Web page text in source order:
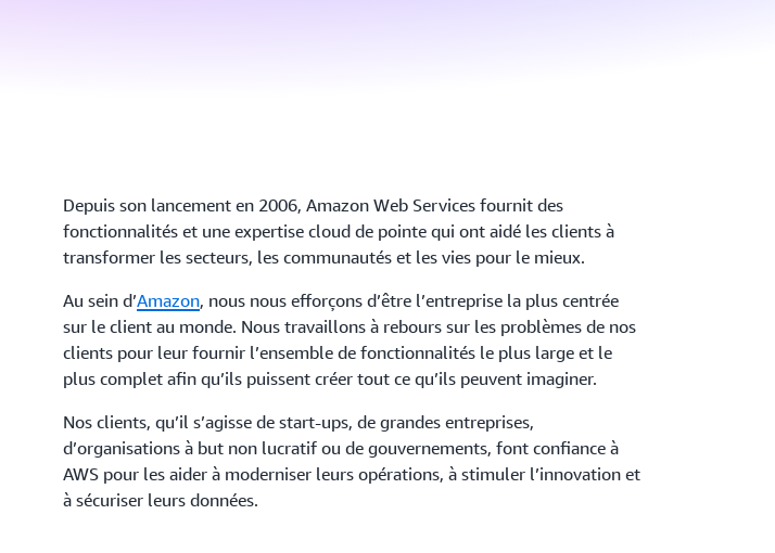
Depuis son lancement en 2006, Amazon Web Services fournit des
fonctionnalités et une expertise cloud de pointe qui ont aidé les clients à
transformer les secteurs, les communautés et les vies pour le mieux.
Au sein d’Amazon, nous nous efforçons d’être l’entreprise la plus centrée
sur le client au monde. Nous travaillons à rebours sur les problèmes de nos
clients pour leur fournir l’ensemble de fonctionnalités le plus large et le
plus complet afin qu’ils puissent créer tout ce qu’ils peuvent imaginer.
Nos clients, qu’il s’agisse de start-ups, de grandes entreprises,
d’organisations à but non lucratif ou de gouvernements, font confiance à
AWS pour les aider à moderniser leurs opérations, à stimuler l’innovation et
à sécuriser leurs données.